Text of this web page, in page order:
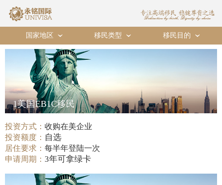
国家地区 › 移民类型 › 移民目的 ›
1美国EB1C移民
投资方式：收购在美企业
投资额度： 自选
居住要求：每半年登陆一次
申请周期：3年可拿绿卡